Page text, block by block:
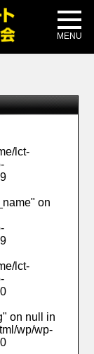
MENU
lct-
on
lct-
on null in
wp/wp-